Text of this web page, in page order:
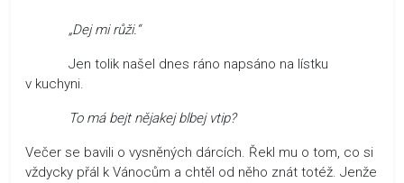
„Dej mi růži.“
Jen tolik našel dnes ráno napsáno na lístku
v kuchyni.
To má bejt nějakej blbej vtip?
Večer se bavili o vysněných dárcích. Řekl mu o tom, co si
vždycky přál k Vánocům a chtěl od něho znát totéž. Jenže